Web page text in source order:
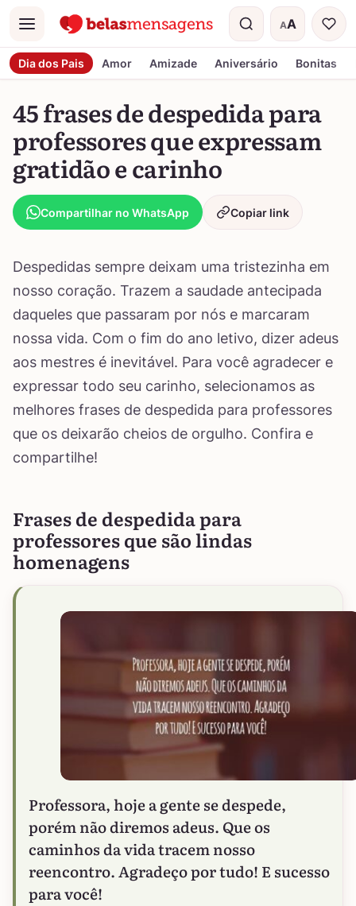
Menu AA
Tamanho do
Dia dos Pais Amor Amizade Aniversário Bonitas
45 frases de despedida para
professores que expressam
gratidão e carinho
Compartilhar no WhatsApp Copiar link
Despedidas sempre deixam uma tristezinha em
nosso coração. Trazem a saudade antecipada
daqueles que passaram por nós e marcaram
nossa vida. Com o fim do ano letivo, dizer adeus
aos mestres é inevitável. Para você agradecer e
expressar todo seu carinho, selecionamos as
melhores frases de despedida para professores
que os deixarão cheios de orgulho. Confira e
compartilhe!
Frases de despedida para
professores que são lindas
homenagens
Professora, hoje a gente se despede,
porém não diremos adeus. Que os
caminhos da vida tracem nosso
reencontro. Agradeço por tudo! E sucesso
para você!